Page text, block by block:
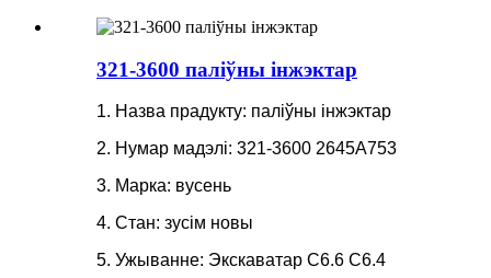
321-3600 паліўны інжэктар
1. Назва прадукту: паліўны інжэктар
2. Нумар мадэлі: 321-3600 2645A753
3. Марка: вусень
4. Стан: зусім новы
5. Ужыванне: Экскаватар C6.6 C6.4